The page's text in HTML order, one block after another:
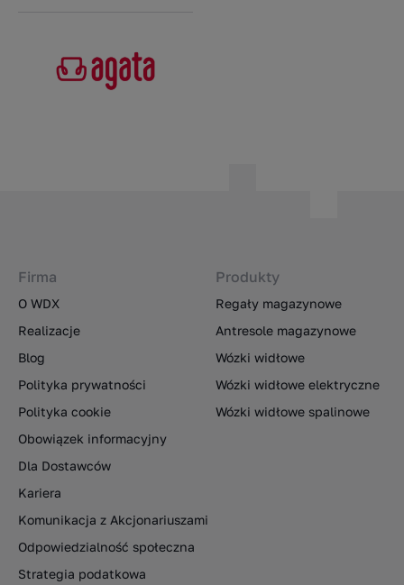
Firma
O WDX
Realizacje
Blog
Polityka prywatności
Polityka cookie
Obowiązek informacyjny
Dla Dostawców
Kariera
Komunikacja z Akcjonariuszami
Odpowiedzialność społeczna
Strategia podatkowa
Produkty
Regały magazynowe
Antresole magazynowe
Wózki widłowe
Wózki widłowe elektryczne
Wózki widłowe spalinowe